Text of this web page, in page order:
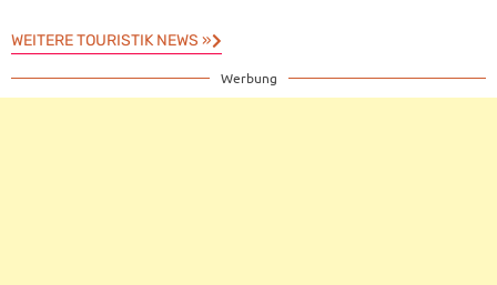
WEITERE TOURISTIK NEWS »
Werbung